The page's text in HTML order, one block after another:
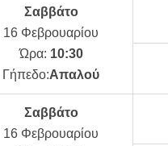
Σαββάτο
16 Φεβρουαρίου
Ώρα: 10:30
Γήπεδο:Απαλού
Σαββάτο
16 Φεβρουαρίου